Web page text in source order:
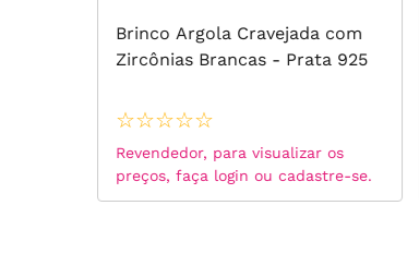
Brinco Argola Cravejada com
Zircônias Brancas - Prata 925
☆☆☆☆☆
Revendedor, para visualizar os
preços, faça login ou cadastre-se.